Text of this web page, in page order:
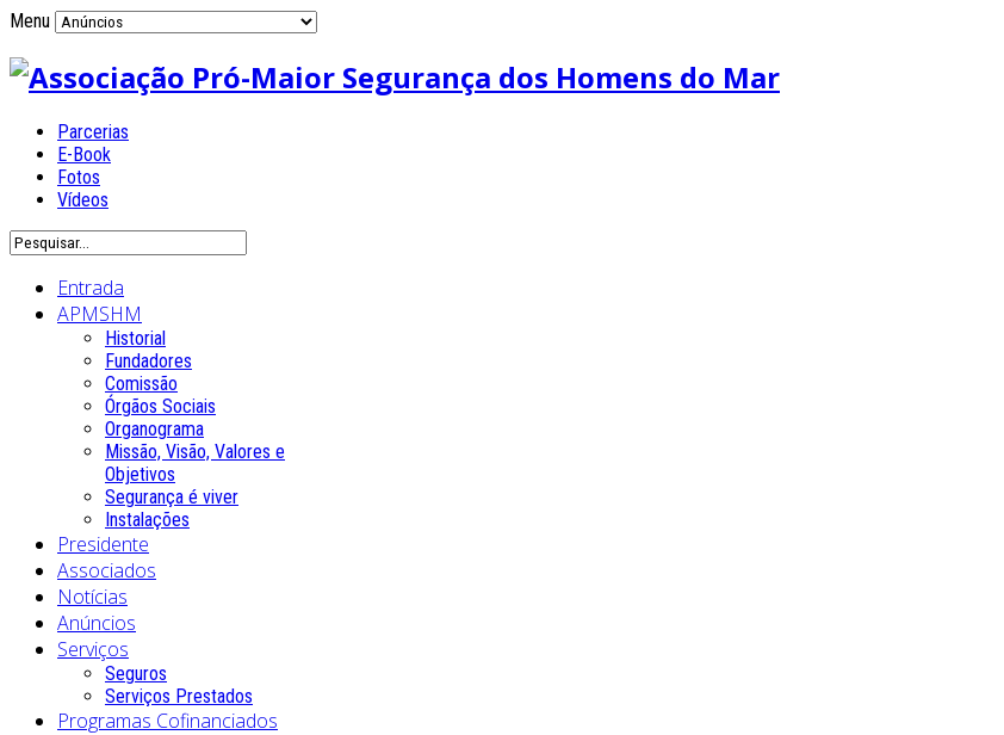
Menu
Parcerias
E-Book
Fotos
Vídeos
Entrada
APMSHM
Historial
Fundadores
Comissão
Órgãos Sociais
Organograma
Missão, Visão, Valores e
Objetivos
Segurança é viver
Instalações
Presidente
Associados
Notícias
Anúncios
Serviços
Seguros
Serviços Prestados
Programas Cofinanciados